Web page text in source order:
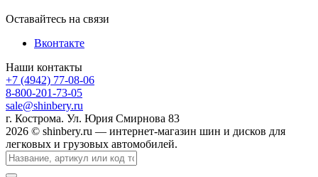
Оставайтесь на связи
Вконтакте
Наши контакты
+7 (4942) 77-08-06
8-800-201-73-05
sale@shinbery.ru
г. Кострома. Ул. Юрия Смирнова 83
2026 © shinbery.ru — интернет-магазин шин и дисков для
легковых и грузовых автомобилей.